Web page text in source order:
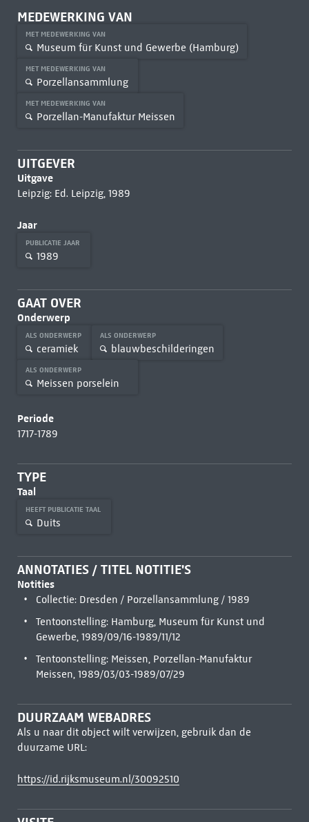
MEDEWERKING VAN
MET MEDEWERKING VAN
Museum für Kunst und Gewerbe (Hamburg)
MET MEDEWERKING VAN
Porzellansammlung
MET MEDEWERKING VAN
Porzellan-Manufaktur Meissen
UITGEVER
Uitgave
Leipzig: Ed. Leipzig, 1989
Jaar
PUBLICATIE JAAR
1989
GAAT OVER
Onderwerp
ALS ONDERWERP
ceramiek
ALS ONDERWERP
blauwbeschilderingen
ALS ONDERWERP
Meissen porselein
Periode
1717-1789
TYPE
Taal
HEEFT PUBLICATIE TAAL
Duits
ANNOTATIES / TITEL NOTITIE'S
Notities
Collectie: Dresden / Porzellansammlung / 1989
Tentoonstelling: Hamburg, Museum für Kunst und
Gewerbe, 1989/09/16-1989/11/12
Tentoonstelling: Meissen, Porzellan-Manufaktur
Meissen, 1989/03/03-1989/07/29
DUURZAAM WEBADRES
Als u naar dit object wilt verwijzen, gebruik dan de
duurzame URL:
https://id.rijksmuseum.nl/30092510